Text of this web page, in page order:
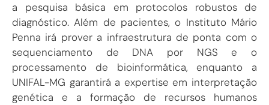
a pesquisa básica em protocolos robustos de
diagnóstico. Além de pacientes, o Instituto Mário
Penna irá prover a infraestrutura de ponta com o
sequenciamento de DNA por NGS e o
processamento de bioinformática, enquanto a
UNIFAL-MG garantirá a expertise em interpretação
genética e a formação de recursos humanos